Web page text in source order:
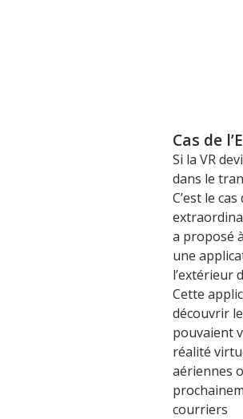
Cas de
Si la VR
dans le
C’est le
a proposé
une
l’extérieur
Cette
découvrir
pouvaient
réalité
aériennes
courriers